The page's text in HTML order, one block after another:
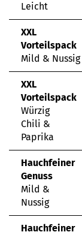
Leicht
XXL
Vorteilspack
Mild & Nussig
XXL
Vorteilspack
Würzig
Chili &
Paprika
Hauchfeiner
Genuss
Mild &
Nussig
Hauchfeiner